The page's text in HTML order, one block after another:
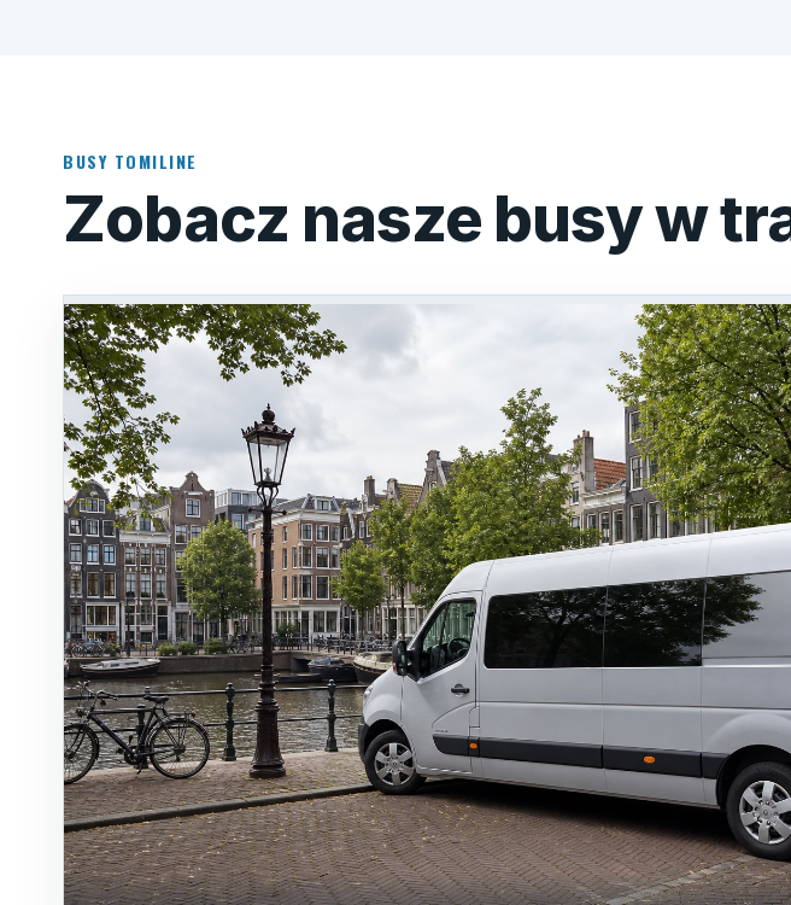
BUSY TOMILINE
Zobacz nasze busy w